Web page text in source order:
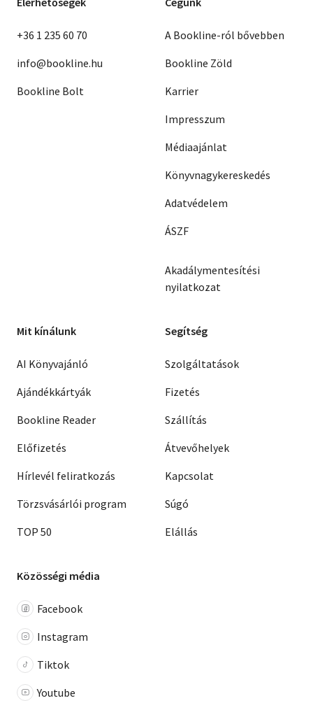
+36 1 235 60 70
info@bookline.hu
Bookline Bolt
A Bookline-ról bővebben
Bookline Zöld
Karrier
Impresszum
Médiaajánlat
Könyvnagykereskedés
Adatvédelem
ÁSZF
Akadálymentesítési
nyilatkozat
Mit kínálunk
AI Könyvajánló
Ajándékkártyák
Bookline Reader
Előfizetés
Hírlevél feliratkozás
Törzsvásárlói program
TOP 50
Segítség
Szolgáltatások
Fizetés
Szállítás
Átvevőhelyek
Kapcsolat
Súgó
Elállás
Közösségi média
Facebook
Instagram
Tiktok
Youtube